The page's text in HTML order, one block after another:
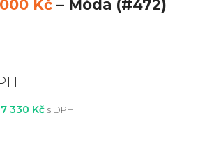
Kč – Móda (#472)
7 330 Kč s DPH